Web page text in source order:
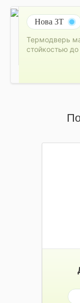
Нова 3Т
Термодверь
стойкостью до